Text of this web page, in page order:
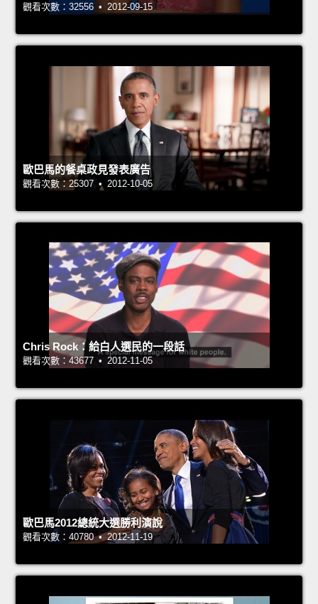
觀看次數：32556 • 2012-09-15
歐巴馬的餐桌政見發表廣告
觀看次數：25307 • 2012-10-05
Chris Rock：給白人選民的一段話
觀看次數：43677 • 2012-11-05
歐巴馬2012總統大選勝利演說
觀看次數：40780 • 2012-11-19